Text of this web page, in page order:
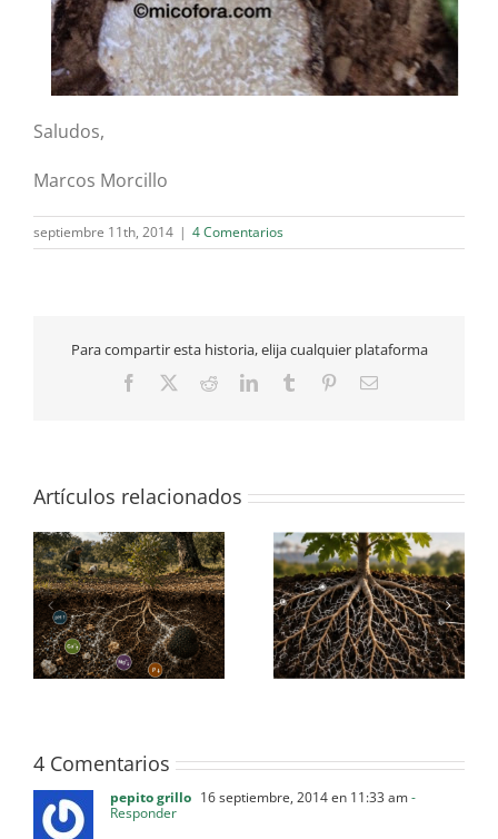
Saludos,
Marcos Morcillo
septiembre 11th, 2014 | 4 Comentarios
Para compartir esta historia, elija cualquier plataforma
Facebook RedditLinkedInTumblr PinterestCorreo
Artículos relacionados
¿son capaces las
trufas de modificar el
suelo que les rodea?
¿en qué se parecen los
perrechicos a las
trufas?
4 Comentarios
pepito grillo 16 septiembre, 2014 en 11:33 am-
Responder